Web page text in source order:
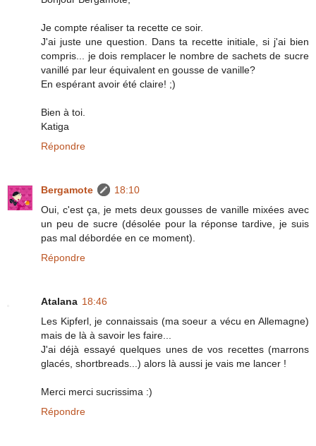
Je compte réaliser ta recette ce soir.
J'ai juste une question. Dans ta recette initiale, si j'ai bien
compris... je dois remplacer le nombre de sachets de sucre
vanillé par leur équivalent en gousse de vanille?
En espérant avoir été claire! ;)
Bien à toi.
Katiga
Répondre
Bergamote
18:10
Oui, c'est ça, je mets deux gousses de vanille mixées avec
un peu de sucre (désolée pour la réponse tardive, je suis
pas mal débordée en ce moment).
Répondre
Atalana 18:46
Les Kipferl, je connaissais (ma soeur a vécu en Allemagne)
mais de là à savoir les faire...
J'ai déjà essayé quelques unes de vos recettes (marrons
glacés, shortbreads...) alors là aussi je vais me lancer !
Merci merci sucrissima :)
Répondre